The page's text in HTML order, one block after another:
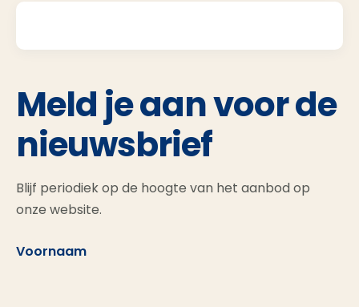
Meld je aan voor de
nieuwsbrief
Blijf periodiek op de hoogte van het aanbod op
onze website.
Voornaam